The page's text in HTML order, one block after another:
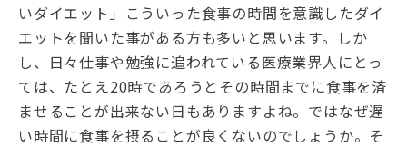
いダイエット」こういった食事の時間を意識したダイ
エットを聞いた事がある方も多いと思います。しか
し、日々仕事や勉強に追われている医療業界人にとっ
ては、たとえ20時であろうとその時間までに食事を済
ませることが出来ない日もありますよね。ではなぜ遅
い時間に食事を摂ることが良くないのでしょうか。そ